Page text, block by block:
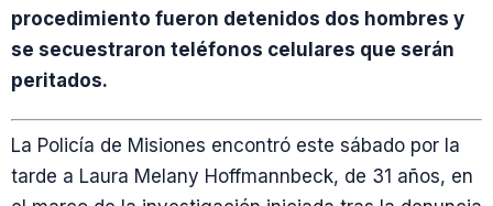
procedimiento fueron detenidos dos hombres y
se secuestraron teléfonos celulares que serán
peritados.
La Policía de Misiones encontró este sábado por la
tarde a Laura Melany Hoffmannbeck, de 31 años, en